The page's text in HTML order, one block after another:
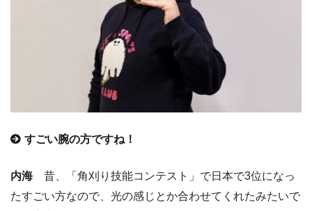
すごい腕の方ですね！
内海 昔、「角刈り技能コンテスト」で日本で3位になっ
たすごい方なので、光の感じとか合わせてくれたみたいで